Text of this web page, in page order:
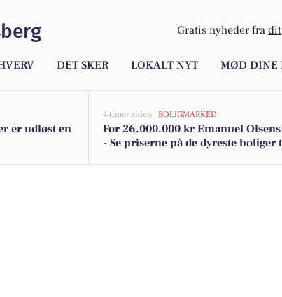
Gratis nyheder fra dit
DET SKER LOKALT NYT MØD DINE
er udløst en
4 timer siden | BOLIGMARKED
For 26.000.000 kr Emanuel Olsens
- Se priserne på de dyreste boliger